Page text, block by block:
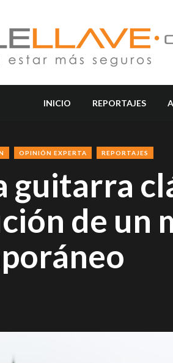
INICIO REPORTAJES
OPINIÓN EXPERTA REPORTAJES
guitarra
de un